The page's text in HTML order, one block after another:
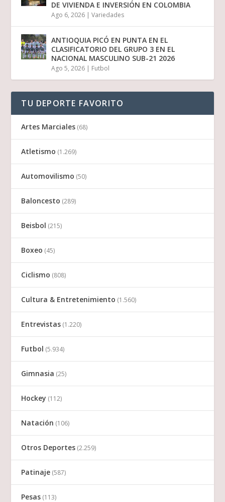
DE VIVIENDA E INVERSIÓN EN COLOMBIA
Ago 6, 2026 |Variedades
ANTIOQUIA PICÓ EN PUNTA EN EL
CLASIFICATORIO DEL GRUPO 3 EN EL
NACIONAL MASCULINO SUB-21 2026
Ago 5, 2026 | Futbol
TU DEPORTE FAVORITO
Artes Marciales (68)
Atletismo (1.269)
Automovilismo (50)
Baloncesto (289)
Beisbol (215)
Boxeo (45)
Ciclismo (808)
Cultura & Entretenimiento (1.560)
Entrevistas (1.220)
Futbol (5.934)
Gimnasia (25)
Hockey (112)
Natación (106)
Otros Deportes (2.259)
Patinaje (587)
Pesas (113)